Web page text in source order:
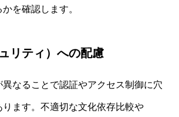
を確認します。
リティ）への配慮
なることで認証やアクセス制御に穴
ります。不適切な文化依存比較や